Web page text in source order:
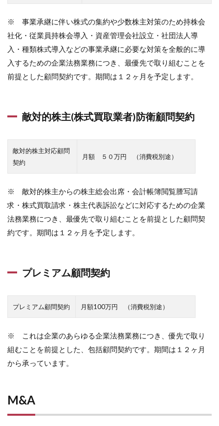
※ 事業承継に伴い株式の集約や少数株主対策のため持株会
社化・従業員持株会導入・資産管理会社設立・社団法人導
入・種類株式導入などの事業承継に必要な対策を全般的に導
入するための企業法務業務につき、最優先で取り組むことを
前提とした顧問契約です。期間は１２ヶ月を予定します。
敵対的株主(株式買取業者)防衛顧問契約
敵対的株主対応顧問
契約
月額 ５０万円 （消費税別途）
※ 敵対的株主からの株主総会出席・会計帳簿閲覧謄写請
求・株式買取請求・株主代表訴訟などに対応するための企業
法務業務につき、最優先で取り組むことを前提とした顧問契
約です。期間は１２ヶ月を予定します。
プレミアム顧問契約
プレミアム顧問契約 月額100万円 （消費税別途）
※ これは企業のあらゆる企業法務業務につき、優先で取り
組むことを前提とした、包括顧問契約です。期間は１２ヶ月
から承っています。
M&A